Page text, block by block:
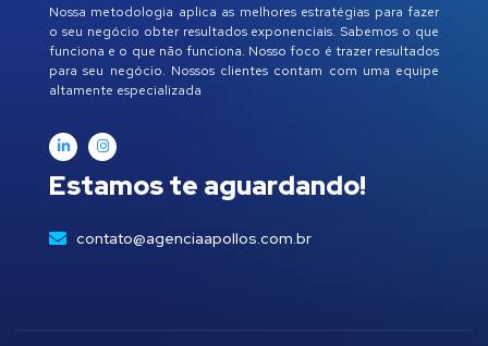
Nossa metodologia aplica as melhores estratégias para fazer
o seu negócio obter resultados exponenciais. Sabemos o que
funciona e o que não funciona. Nosso foco é trazer resultados
para seu negócio. Nossos clientes contam com uma equipe
altamente especializada
Estamos te aguardando!
contato@agenciaapollos.com.br